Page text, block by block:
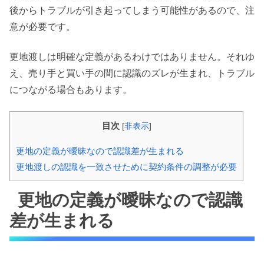
後からトラブルが引き起ってしまう可能性があるので、注
意が必要です。
更地渡しは明確な定義があるわけではありません。それゆ
え、売り手と買い手の間に認識のズレが生まれ、トラブル
につながる場合もあります。
目次 [非表示]
更地の定義が曖昧なので認識差が生まれる
更地渡しの認識を一致させために契約条件の調整が必要
更地の定義が曖昧なので認識
差が生まれる